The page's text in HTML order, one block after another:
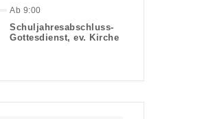
Ab 9:00
Schuljahresabschluss-
Gottesdienst, ev. Kirche